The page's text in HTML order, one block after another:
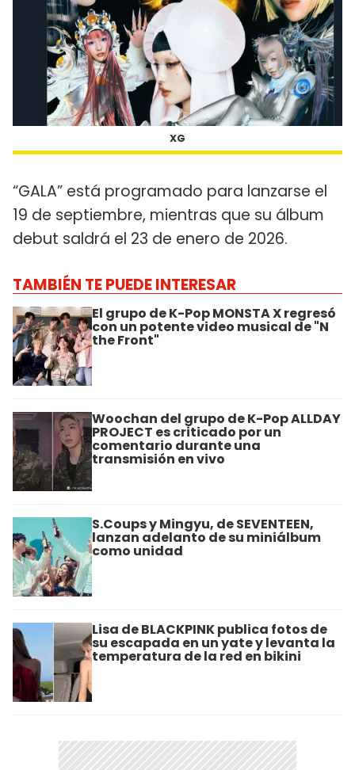
XG
“GALA” está programado para lanzarse el
19 de septiembre, mientras que su álbum
debut saldrá el 23 de enero de 2026.
TAMBIÉN TE PUEDE INTERESAR
El grupo de K-Pop MONSTA X regresó
con un potente video musical de "N
the Front"
Woochan del grupo de K-Pop ALLDAY
PROJECT es criticado por un
comentario durante una
transmisión en vivo
S.Coups y Mingyu, de SEVENTEEN,
lanzan adelanto de su miniálbum
como unidad
Lisa de BLACKPINK publica fotos de
su escapada en un yate y levanta la
temperatura de la red en bikini